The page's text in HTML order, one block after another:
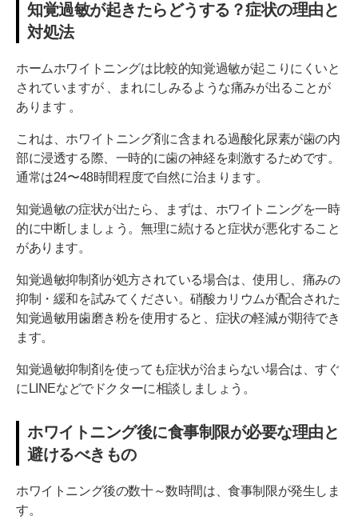
知覚過敏が起きたらどうする？症状の理由と
対処法
ホームホワイトニングは比較的知覚過敏が起こりにくいと
されていますが 、まれにしみるような痛みが出ることが
あります 。
これは、ホワイトニング剤に含まれる過酸化尿素が歯の内
部に浸透する際、一時的に歯の神経を刺激するためです。
通常は24〜48時間程度で自然に治まります。
知覚過敏の症状が出たら、まずは、ホワイトニングを一時
的に中断しましょう。無理に続けると症状が悪化すること
があります。
知覚過敏抑制剤が処方されている場合は、使用し、痛みの
抑制・緩和を試みてください。硝酸カリウムが配合された
知覚過敏用歯磨き粉を使用すると、症状の軽減が期待でき
ます。
知覚過敏抑制剤を使っても症状が治まらない場合は、すぐ
にLINEなどでドクターに相談しましょう。
ホワイトニング後に食事制限が必要な理由と
避けるべきもの
ホワイトニング後の数十～数時間は、食事制限が発生しま
す。